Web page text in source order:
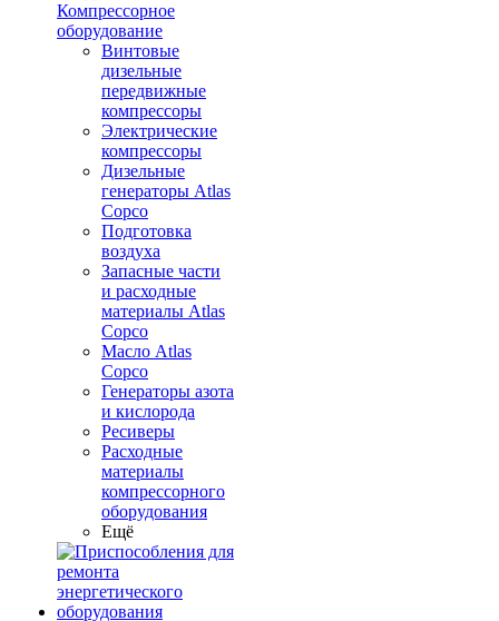
Компрессорное
оборудование
Винтовые
дизельные
передвижные
компрессоры
Электрические
компрессоры
Дизельные
генераторы Atlas
Copco
Подготовка
воздуха
Запасные части
и расходные
материалы Atlas
Copco
Масло Atlas
Copco
Генераторы азота
и кислорода
Ресиверы
Расходные
материалы
компрессорного
оборудования
Ещё